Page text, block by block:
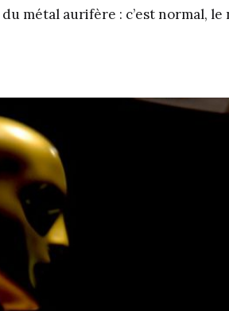
métal aurifère : c’est normal, le